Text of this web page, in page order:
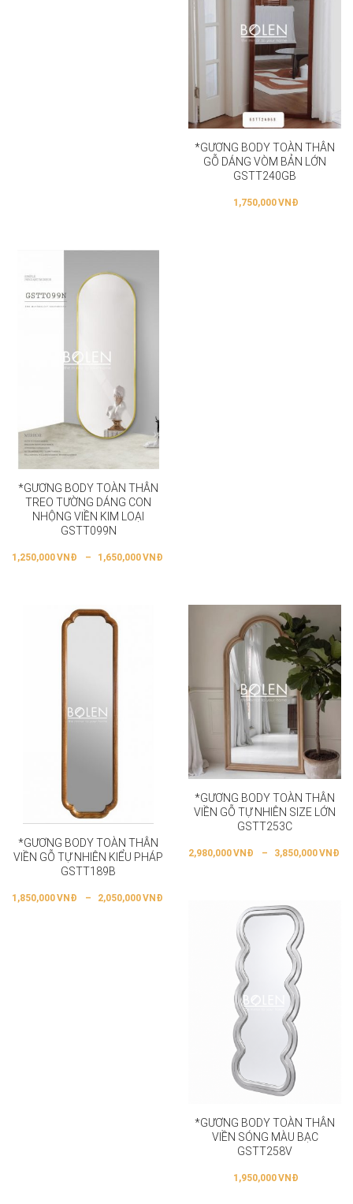
*GƯƠNG BODY TOÀN THÂN
GỖ DÁNG VÒM BẢN LỚN
GSTT240GB
1,750,000VNĐ
*GƯƠNG BODY TOÀN THÂN
TREO TƯỜNG DÁNG CON
NHỘNG VIỀN KIM LOẠI
GSTT099N
1,250,000VNĐ – 1,650,000VNĐ
*GƯƠNG BODY TOÀN THÂN
VIỀN GỖ TỰ NHIÊN KIỂU PHÁP
GSTT189B
1,850,000VNĐ – 2,050,000VNĐ
*GƯƠNG BODY TOÀN THÂN
VIỀN GỖ TỰ NHIÊN SIZE LỚN
GSTT253C
2,980,000VNĐ – 3,850,000VNĐ
*GƯƠNG BODY TOÀN THÂN
VIỀN SÓNG MÀU BẠC
GSTT258V
1,950,000VNĐ